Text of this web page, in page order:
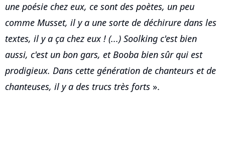
une poésie chez eux, ce sont des poètes, un peu
comme Musset, il y a une sorte de déchirure dans les
textes, il y a ça chez eux ! (...) Soolking c'est bien
aussi, c'est un bon gars, et Booba bien sûr qui est
prodigieux. Dans cette génération de chanteurs et de
chanteuses, il y a des trucs très forts ».